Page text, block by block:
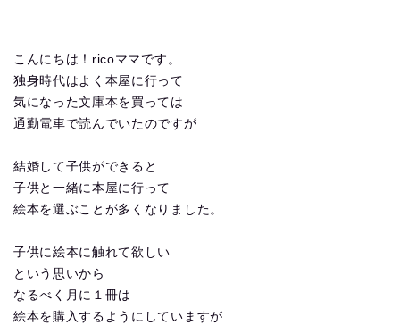
こんにちは！ricoママです。
独身時代はよく本屋に行って
気になった文庫本を買っては
通勤電車で読んでいたのですが
結婚して子供ができると
子供と一緒に本屋に行って
絵本を選ぶことが多くなりました。
子供に絵本に触れて欲しい
という思いから
なるべく月に１冊は
絵本を購入するようにしていますが